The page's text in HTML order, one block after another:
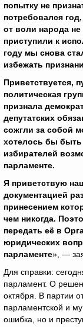
попытку не
потребовался
от воли народа
приступили к
году мы снова
избежать
Приветствуется,
политическая
признала
депутатских
сожгли за собой
хотелось бы
избирателей
парламенте.
Я приветствую
документацией
принесением
чем никогда.
передать её в
юридических
парламенте», —
Для справки:
парламент. О
октября. В партии
парламентской и
ошибка, но и